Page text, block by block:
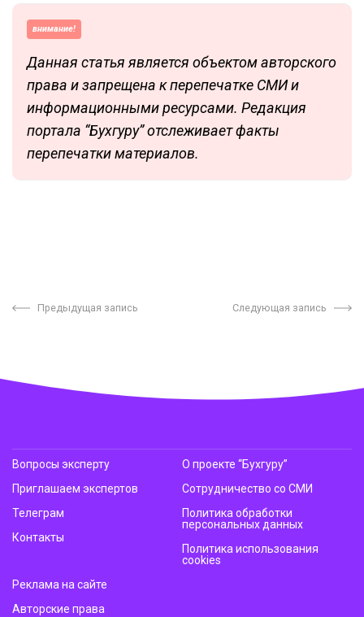
внимание!
Данная статья является объектом авторского
права и запрещена к перепечатке СМИ и
информационными ресурсами. Редакция
портала “Бухгуру” отслеживает факты
перепечатки материалов.
Предыдущая запись Следующая запись
Вопросы эксперту
Приглашаем экспертов
Телеграм
Контакты
О проекте “Бухгуру”
Сотрудничество со СМИ
Политика обработки
персональных данных
Политика использования
cookies
Реклама на сайте
Авторские права